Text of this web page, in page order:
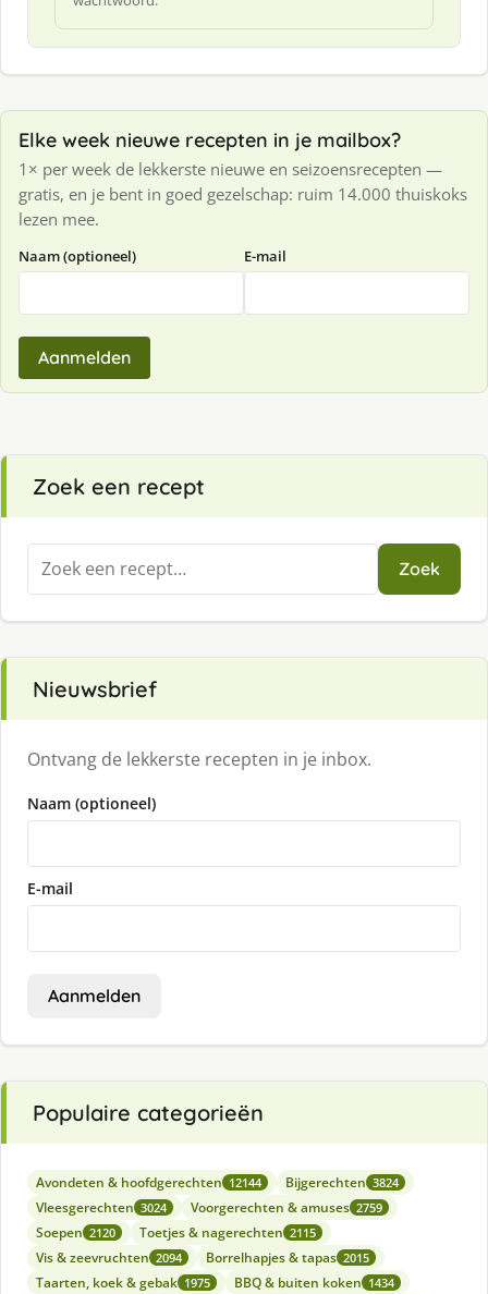
Elke week nieuwe recepten in je mailbox?
1× per week de lekkerste nieuwe en seizoensrecepten —
gratis, en je bent in goed gezelschap: ruim 14.000 thuiskoks
lezen mee.
Naam (optioneel) E-mail
Aanmelden
Zoek een recept
Zoeken
naar:
Zoek
Nieuwsbrief
Ontvang de lekkerste recepten in je inbox.
Naam (optioneel)
E-mail
Aanmelden
Populaire categorieën
Avondeten & hoofdgerechten 12144 Bijgerechten 3824
Vleesgerechten 3024 Voorgerechten & amuses 2759
Soepen 2120 Toetjes & nagerechten 2115
Vis & zeevruchten 2094 Borrelhapjes & tapas 2015
Taarten, koek & gebak 1975 BBQ & buiten koken 1434